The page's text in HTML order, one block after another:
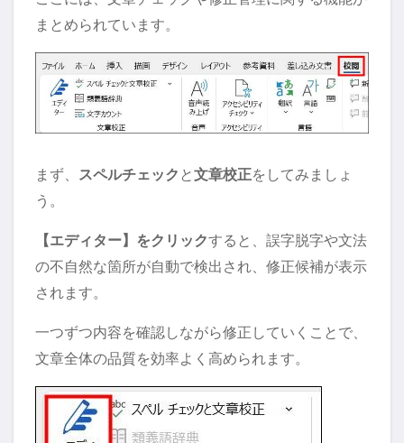
まとめられています。
まず、 スペルチェック と文章校正をしてみましょ
う。
【エディター】をクリックすると、誤字脱字や文法
の不自然な箇所が自動で検出され、修正候補が表示
されます。
一つずつ内容を確認しながら修正していくことで、
文章全体の品質を効率よく高められます。